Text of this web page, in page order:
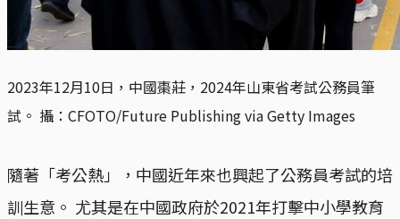
2023年12月10日，中國棗莊，2024年山東省考試公務員筆
試。 攝：CFOTO/Future Publishing via Getty Images
隨著「考公熱」，中國近年來也興起了公務員考試的培
訓生意。 尤其是在中國政府於2021年打擊中小學教育